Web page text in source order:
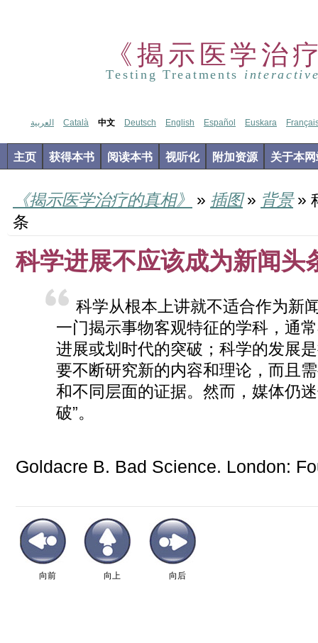
《揭示医学治
Testing Treatments
العربية Català 中文 Deutsch English Español Euskara
主页 获得本书 阅读本书 视听化 附加资源 关于本网
《揭示医学治疗的真相》 » 插图» 背景»
条
科学进展不应该成为新闻头
科学从根本上讲就不适合作为新
一门揭示事物客观特征的学科，通常
进展或划时代的突破；科学的发展
要不断研究新的内容和理论，而且
和不同层面的证据。然而，媒体仍
破”。
Goldacre B. Bad Science. London:
向上
向前 向后